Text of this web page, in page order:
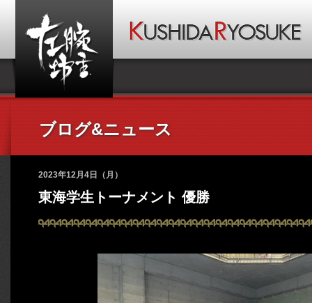
ブログ&ニュース
2023年12月4日（月）
東海学生トーナメント 優勝